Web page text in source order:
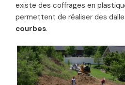
existe des coffrages en
permettent de réaliser des
courbes.